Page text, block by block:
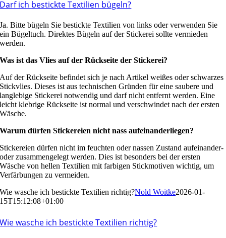
Darf ich bestickte Textilien bügeln?
Ja. Bitte bügeln Sie bestickte Textilien von links oder verwenden Sie
ein Bügeltuch. Direktes Bügeln auf der Stickerei sollte vermieden
werden.
Was ist das Vlies auf der Rückseite der Stickerei?
Auf der Rückseite befindet sich je nach Artikel weißes oder schwarzes
Stickvlies. Dieses ist aus technischen Gründen für eine saubere und
langlebige Stickerei notwendig und darf nicht entfernt werden. Eine
leicht klebrige Rückseite ist normal und verschwindet nach der ersten
Wäsche.
Warum dürfen Stickereien nicht nass aufeinanderliegen?
Stickereien dürfen nicht im feuchten oder nassen Zustand aufeinander-
oder zusammengelegt werden. Dies ist besonders bei der ersten
Wäsche von hellen Textilien mit farbigen Stickmotiven wichtig, um
Verfärbungen zu vermeiden.
Wie wasche ich bestickte Textilien richtig?Nold Woitke2026-01-
15T15:12:08+01:00
Wie wasche ich bestickte Textilien richtig?